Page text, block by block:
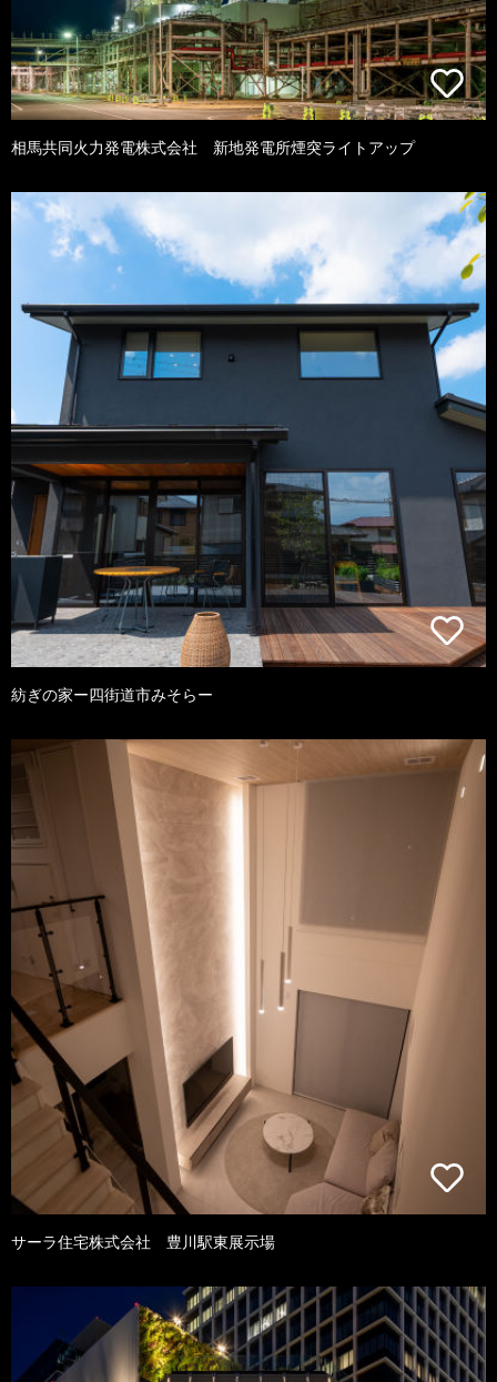
相馬共同火力発電株式会社 新地発電所煙突ライトアップ
紡ぎの家ー四街道市みそらー
サーラ住宅株式会社 豊川駅東展示場